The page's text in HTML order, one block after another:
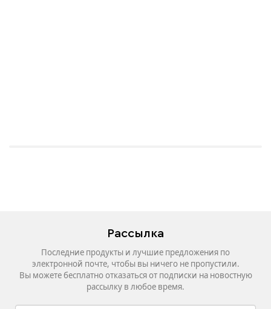
Рассылка
Последние продукты и лучшие предложения по
электронной почте, чтобы вы ничего не пропустили.
Вы можете бесплатно отказаться от подписки на новостную
рассылку в любое время.